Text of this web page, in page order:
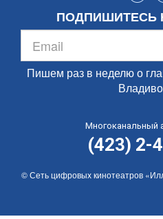
ПОДПИШИТЕСЬ
Пишем раз в неделю о
Многоканальный
(423) 2-
© Сеть цифровых кинотеатров